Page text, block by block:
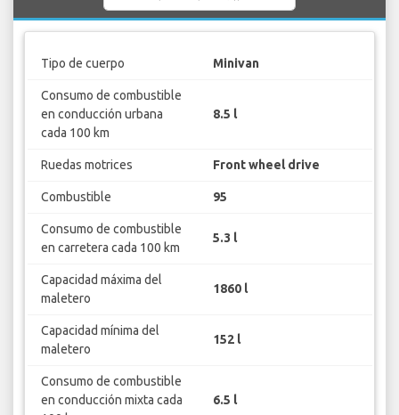
Tipo de cuerpo Minivan
Consumo de combustible
en conducción urbana
cada 100 km
8.5 l
Ruedas motrices Front wheel drive
Combustible 95
Consumo de combustible
en carretera cada 100 km
5.3 l
Capacidad máxima del
maletero
1860 l
Capacidad mínima del
maletero
152 l
Consumo de combustible
en conducción mixta cada
6.5 l